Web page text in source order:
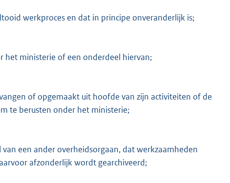
b
werkproces en dat in principe onveranderlijk is;
het ministerie of een onderdeel hiervan;
of opgemaakt uit hoofde van zijn activiteiten of de
te berusten onder het ministerie;
een ander overheidsorgaan, dat werkzaamheden
afzonderlijk wordt gearchiveerd;